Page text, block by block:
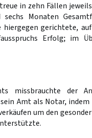
in zehn Fällen
Monaten
gerichtete, auf
Erfolg; im
missbrauchte der
Amt als Notar, indem
um den